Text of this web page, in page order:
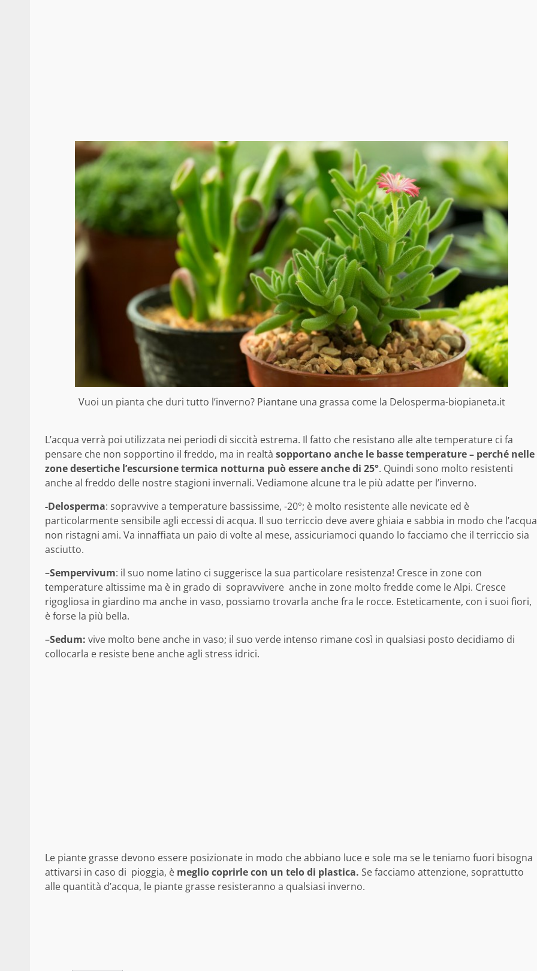
Vuoi un pianta che duri tutto l’inverno? Piantane una grassa come la Delosperma-biopianeta.it
L’acqua verrà poi utilizzata nei periodi di siccità estrema. Il fatto che resistano alle alte temperature ci fa
pensare che non sopportino il freddo, ma in realtà sopportano anche le basse temperature – perché nelle
zone desertiche l’escursione termica notturna può essere anche di 25°. Quindi sono molto resistenti
anche al freddo delle nostre stagioni invernali. Vediamone alcune tra le più adatte per l’inverno.
-Delosperma: sopravvive a temperature bassissime, -20°; è molto resistente alle nevicate ed è
particolarmente sensibile agli eccessi di acqua. Il suo terriccio deve avere ghiaia e sabbia in modo che l’acqua
non ristagni ami. Va innaffiata un paio di volte al mese, assicuriamoci quando lo facciamo che il terriccio sia
asciutto.
–Sempervivum: il suo nome latino ci suggerisce la sua particolare resistenza! Cresce in zone con
temperature altissime ma è in grado di sopravvivere anche in zone molto fredde come le Alpi. Cresce
rigogliosa in giardino ma anche in vaso, possiamo trovarla anche fra le rocce. Esteticamente, con i suoi fiori,
è forse la più bella.
–Sedum: vive molto bene anche in vaso; il suo verde intenso rimane così in qualsiasi posto decidiamo di
collocarla e resiste bene anche agli stress idrici.
Le piante grasse devono essere posizionate in modo che abbiano luce e sole ma se le teniamo fuori bisogna
attivarsi in caso di pioggia, è meglio coprirle con un telo di plastica. Se facciamo attenzione, soprattutto
alle quantità d’acqua, le piante grasse resisteranno a qualsiasi inverno.